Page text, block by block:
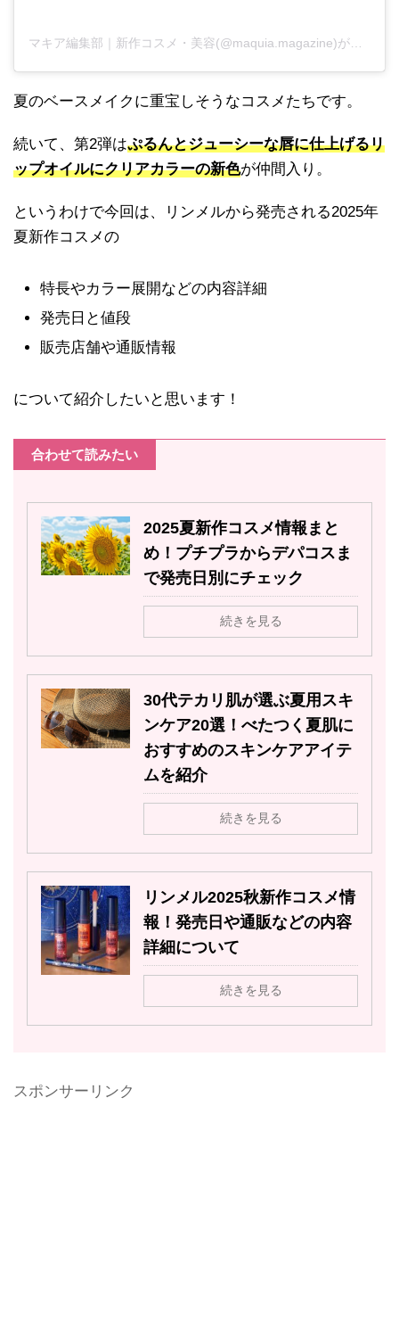
夏のベースメイクに重宝しそうなコスメたちです。
続いて、第2弾はぷるんとジューシーな唇に仕上げるリ
ップオイルにクリアカラーの新色が仲間入り。
というわけで今回は、リンメルから発売される2025年
夏新作コスメの
特長やカラー展開などの内容詳細
発売日と値段
販売店舗や通販情報
について紹介したいと思います！
合わせて読みたい
2025夏新作コスメ情報まと
め！プチプラからデパコスま
で発売日別にチェック
続きを見る
30代テカリ肌が選ぶ夏用スキ
ンケア20選！べたつく夏肌に
おすすめのスキンケアアイテ
ムを紹介
続きを見る
リンメル2025秋新作コスメ情
報！発売日や通販などの内容
詳細について
続きを見る
スポンサーリンク